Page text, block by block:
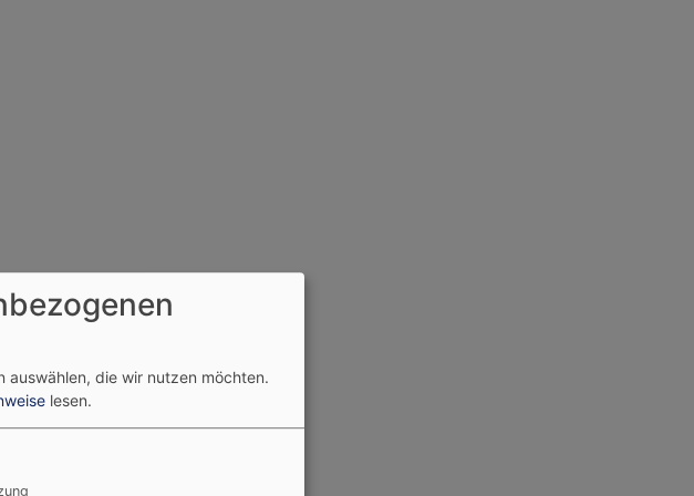
die wir nutzen möchten.
lesen.